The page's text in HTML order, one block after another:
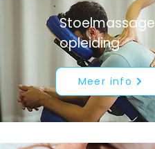
Stoelmassage
opleiding
Meer info